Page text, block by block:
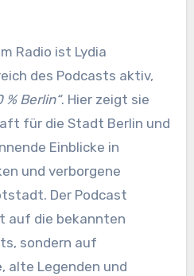
Radio ist Lydia
des Podcasts aktiv,
% Berlin“. Hier zeigt sie
für die Stadt Berlin und
Einblicke in
und verborgene
Der Podcast
auf die bekannten
sondern auf
, alte Legenden und